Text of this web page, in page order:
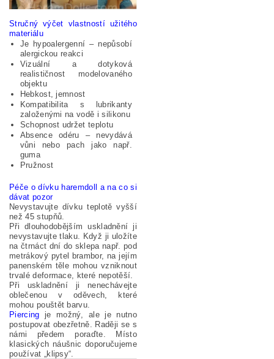
Stručný výčet vlastností užitého
materiálu
Je hypoalergenní – nepůsobí
alergickou reakci
Vizuální a dotyková
realističnost modelovaného
objektu
Hebkost, jemnost
Kompatibilita s lubrikanty
založenými na vodě i silikonu
Schopnost udržet teplotu
Absence odéru – nevydává
vůni nebo pach jako např.
guma
Pružnost
Péče o dívku haremdoll a na co si
dávat pozor
Nevystavujte dívku teplotě vyšší
než 45 stupňů.
Při dlouhodobějším uskladnění ji
nevystavujte tlaku. Když ji uložíte
na čtrnáct dní do sklepa např. pod
metrákový pytel brambor, na jejím
panenském těle mohou vzniknout
trvalé deformace, které nepotěší.
Při uskladnění ji nenechávejte
oblečenou v oděvech, které
mohou pouštět barvu.
Piercing je možný, ale je nutno
postupovat obezřetně. Raději se s
námi předem poraďte. Místo
klasických náušnic doporučujeme
používat „klipsy“.